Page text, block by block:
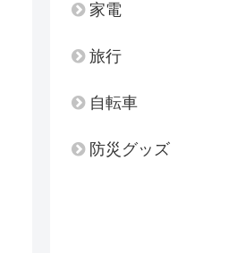
家電
旅行
自転車
防災グッズ